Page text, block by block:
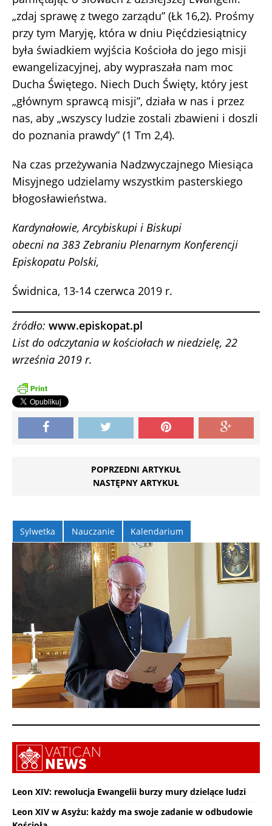
„zdaj sprawę z twego zarządu” (Łk 16,2). Prośmy
przy tym Maryję, która w dniu Pięćdziesiątnicy
była świadkiem wyjścia Kościoła do jego misji
ewangelizacyjnej, aby wypraszała nam moc
Ducha Świętego. Niech Duch Święty, który jest
„głównym sprawcą misji”, działa w nas i przez
nas, aby „wszyscy ludzie zostali zbawieni i doszli
do poznania prawdy” (1 Tm 2,4).
Na czas przeżywania Nadzwyczajnego Miesiąca
Misyjnego udzielamy wszystkim pasterskiego
błogosławieństwa.
Kardynałowie, Arcybiskupi i Biskupi
obecni na 383 Zebraniu Plenarnym Konferencji
Episkopatu Polski,
Świdnica, 13-14 czerwca 2019 r.
źródło: www.episkopat.pl
List do odczytania w kościołach w niedzielę, 22
września 2019 r.
POPRZEDNI ARTYKUŁ
NASTĘPNY ARTYKUŁ
Sylwetka Nauczanie Kalendarium
Leon XIV: rewolucja Ewangelii burzy mury dzielące ludzi
Leon XIV w Asyżu: każdy ma swoje zadanie w odbudowie